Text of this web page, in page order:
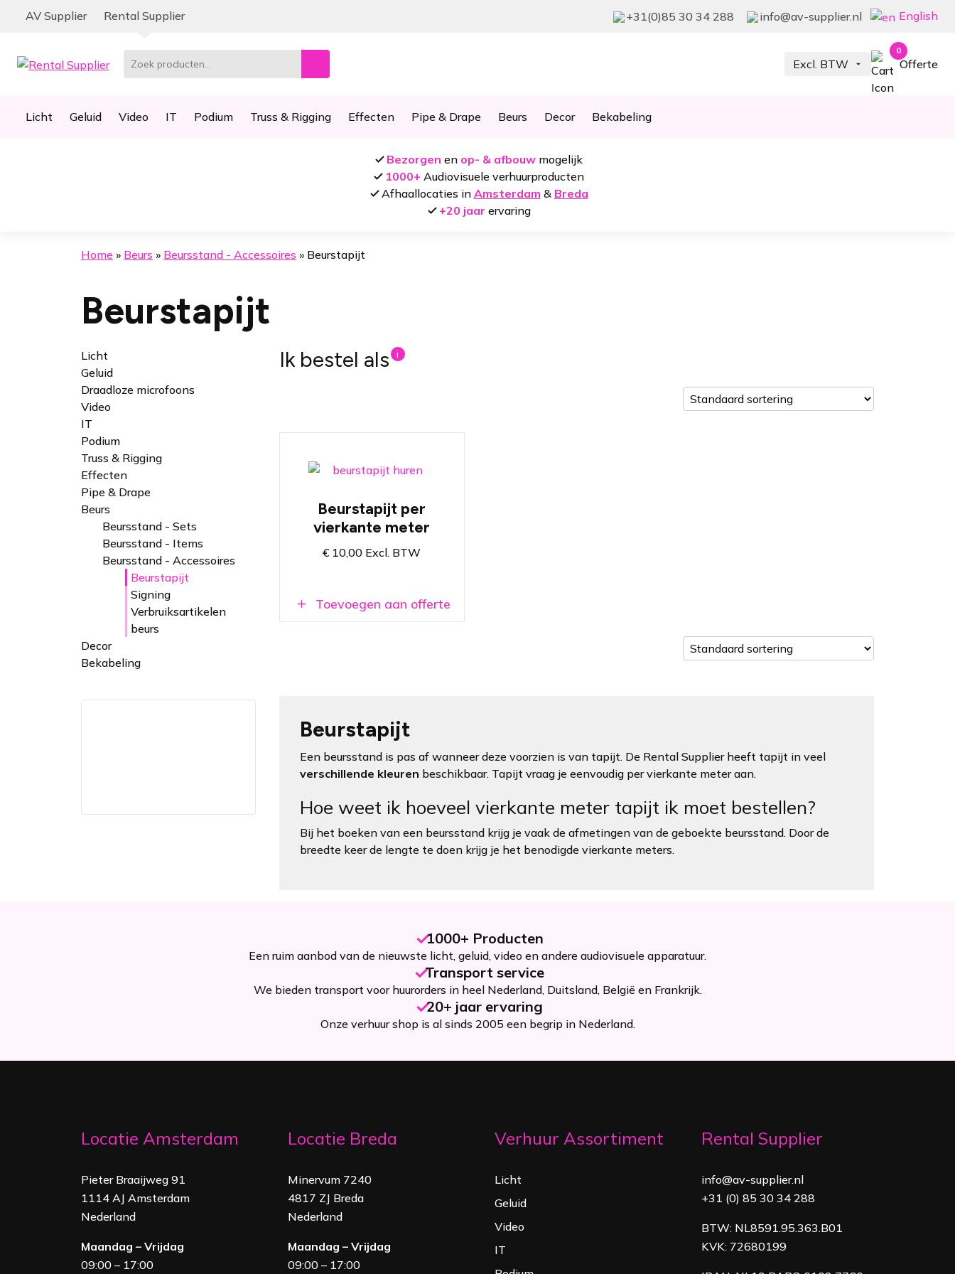
navigatie
inhoud
AV Supplier Rental Supplier +31(0)85 30 34 288 info@av-supplier.nl English
Zoeken
0
Offerte
Licht Geluid Video IT Podium Truss & Rigging Effecten Pipe & Drape Beurs Decor Bekabeling
Bezorgen en op- & afbouw mogelijk
1000+ Audiovisuele verhuurproducten
Afhaallocaties in Amsterdam & Breda
+20 jaar ervaring
Home » Beurs » Beursstand - Accessoires » Beurstapijt
Beurstapijt
Licht
Geluid
Draadloze microfoons
Video
IT
Podium
Truss & Rigging
Effecten
Pipe & Drape
Beurs
Beursstand - Sets
Beursstand - Items
Beursstand - Accessoires
Beurstapijt
Signing
Verbruiksartikelen
beurs
Decor
Bekabeling
Ik bestel als i
Tapijt bestaat uit één
geheel
Ook geschikt voor
beursstand vloeren
Beurstapijt per
vierkante meter
€ 10,00 Excl. BTW
Toevoegen aan offerte
Beurstapijt
Een beursstand is pas af wanneer deze voorzien is van tapijt. De Rental Supplier heeft tapijt in veel
verschillende kleuren beschikbaar. Tapijt vraag je eenvoudig per vierkante meter aan.
Hoe weet ik hoeveel vierkante meter tapijt ik moet bestellen?
Bij het boeken van een beursstand krijg je vaak de afmetingen van de geboekte beursstand. Door de
breedte keer de lengte te doen krijg je het benodigde vierkante meters.
1000+ Producten
Een ruim aanbod van de nieuwste licht, geluid, video en andere audiovisuele apparatuur.
Transport service
We bieden transport voor huurorders in heel Nederland, Duitsland, België en Frankrijk.
20+ jaar ervaring
Onze verhuur shop is al sinds 2005 een begrip in Nederland.
Locatie Amsterdam
Pieter Braaijweg 91
1114 AJ Amsterdam
Nederland
Maandag – Vrijdag
09:00 – 17:00
Locatie Breda
Minervum 7240
4817 ZJ Breda
Nederland
Maandag – Vrijdag
09:00 – 17:00
Verhuur Assortiment
Licht
Geluid
Video
IT
Rental Supplier
info@av-supplier.nl
+31 (0) 85 30 34 288
BTW: NL8591.95.363.B01
KVK: 72680199